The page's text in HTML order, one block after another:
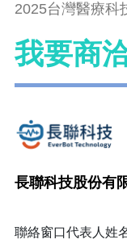
2025台灣醫療科
我要商
長聯科技股份有
聯絡窗口代表人姓